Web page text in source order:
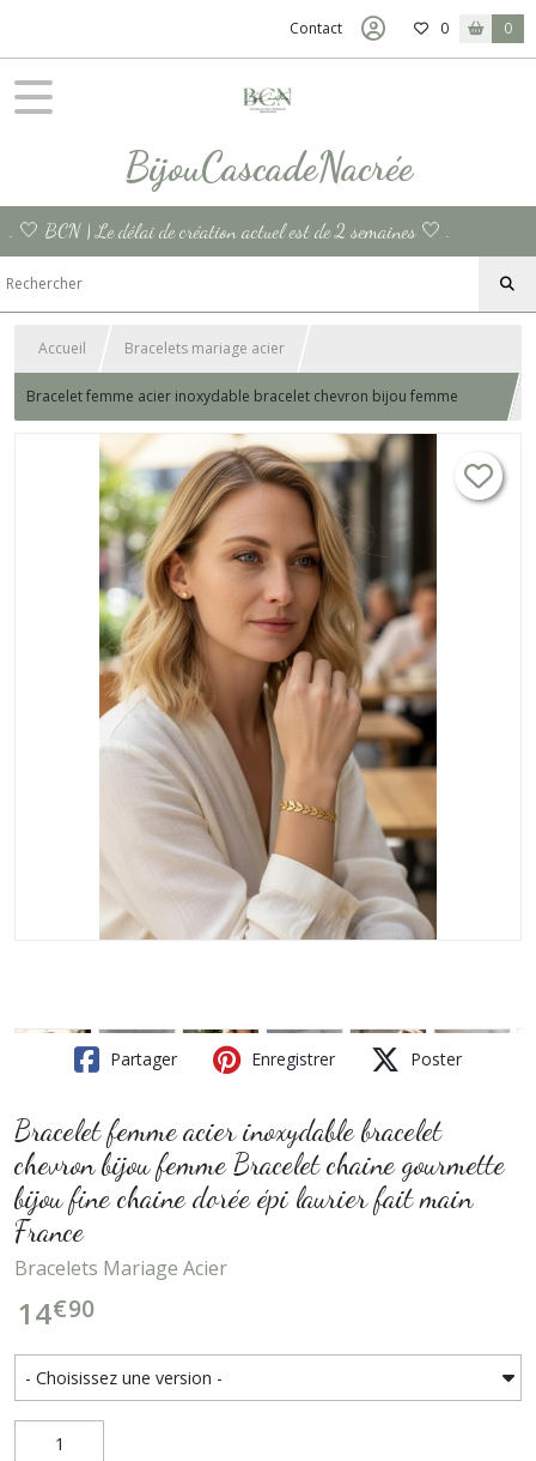
Contact 0 0
BijouCascadeNacrée
. 🤍 BCN | Le délai de création actuel est de 2 semaines 🤍 .
Accueil Bracelets mariage acier
Bracelet femme acier inoxydable bracelet chevron bijou femme
Bracelet chaine gourmette bijou fine chaine dorée épi laurier fait
main France
Partager Enregistrer Poster
Bracelet femme acier inoxydable bracelet
chevron bijou femme Bracelet chaine gourmette
bijou fine chaine dorée épi laurier fait main
France
Bracelets Mariage Acier
14€90